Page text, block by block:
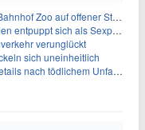
auf offener Straße erschossen
sich als Sexpuppe
verunglückt
sich uneinheitlich
tödlichem Unfall auf B470